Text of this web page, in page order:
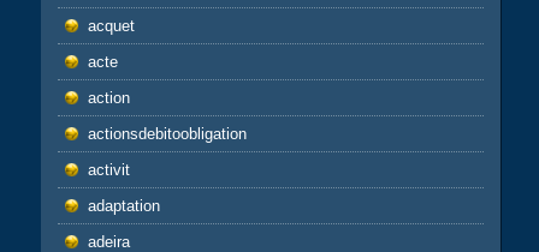
acquet
acte
action
actionsdebitoobligation
activit
adaptation
adeira